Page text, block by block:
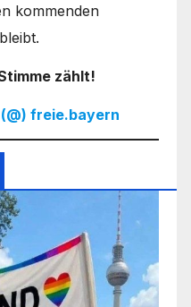
kommenden
zählt!
freie.bayern